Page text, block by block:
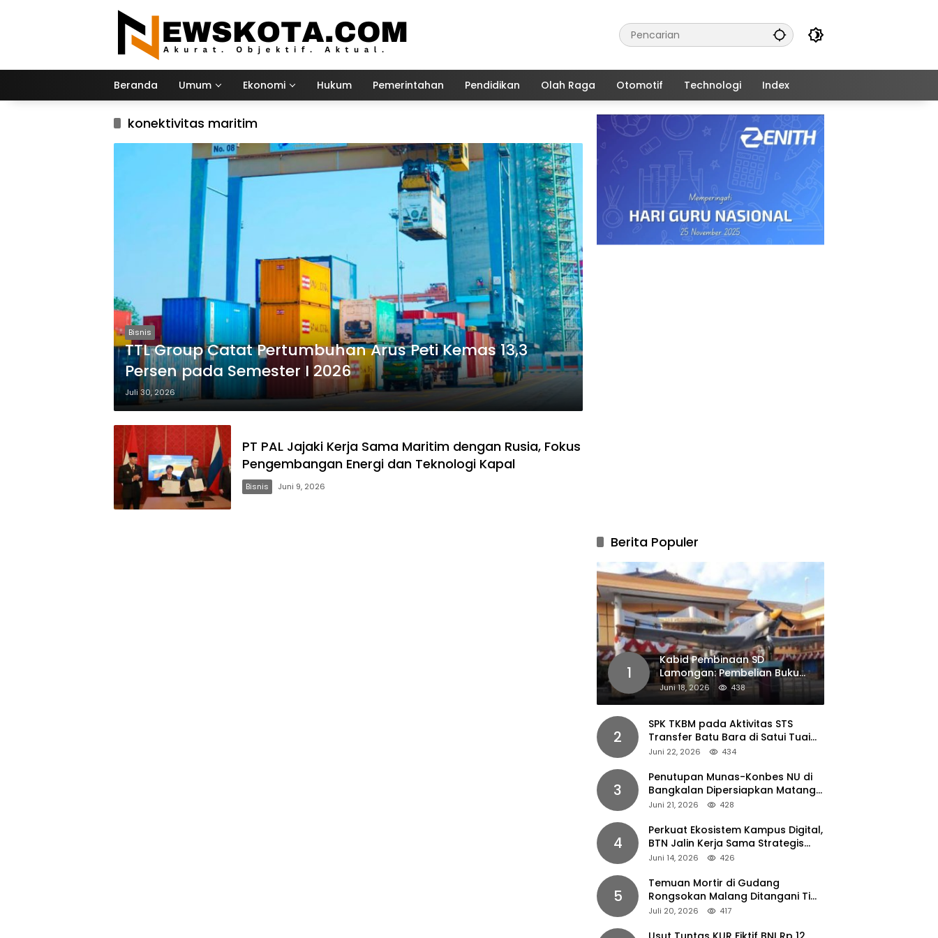
Beranda Umum Ekonomi Hukum Pemerintahan Pendidikan Olah Raga Otomotif Technologi Index
konektivitas maritim
Bisnis
TTL Group Catat Pertumbuhan Arus Peti Kemas 13,3
Persen pada Semester I 2026
Juli 30, 2026
PT PAL Jajaki Kerja Sama Maritim dengan Rusia, Fokus
Pengembangan Energi dan Teknologi Kapal
Bisnis Juni 9, 2026
Berita Populer
1
Kabid Pembinaan SD
Lamongan: Pembelian Buku
Pendamping Tidak Boleh
Dipaksakan
Juni 18, 2026 438
2
SPK TKBM pada Aktivitas STS
Transfer Batu Bara di Satui Tuai
Sorotan
Juni 22, 2026 434
3
Penutupan Munas-Konbes NU di
Bangkalan Dipersiapkan Matang,
Gus Ipul Turun Tangan
Juni 21, 2026 428
4
Perkuat Ekosistem Kampus Digital,
BTN Jalin Kerja Sama Strategis
dengan UNAIR
Juni 14, 2026 426
5
Temuan Mortir di Gudang
Rongsokan Malang Ditangani Tim
Gegana Polda Jatim
Juli 20, 2026 417